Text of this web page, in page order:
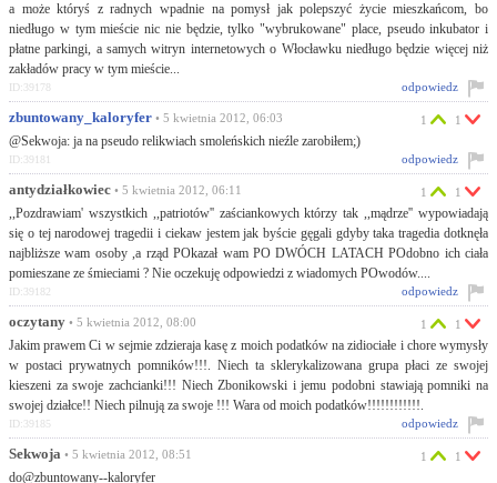
a może któryś z radnych wpadnie na pomysł jak polepszyć życie mieszkańcom, bo
niedługo w tym mieście nic nie będzie, tylko "wybrukowane" place, pseudo inkubator i
płatne parkingi, a samych witryn internetowych o Włocławku niedługo będzie więcej niż
zakładów pracy w tym mieście...
odpowiedz
ID:39178
zbuntowany_kaloryfer • 5 kwietnia 2012, 06:03
@Sekwoja: ja na pseudo relikwiach smoleńskich nieźle zarobiłem;)
1 1
odpowiedz
ID:39181
antydziałkowiec • 5 kwietnia 2012, 06:11
,,Pozdrawiam' wszystkich ,,patriotów'' zaściankowych którzy tak ,,mądrze'' wypowiadają
się o tej narodowej tragedii i ciekaw jestem jak byście gęgali gdyby taka tragedia dotknęła
najbliższe wam osoby ,a rząd POkazał wam PO DWÓCH LATACH POdobno ich ciała
pomieszane ze śmieciami ? Nie oczekuję odpowiedzi z wiadomych POwodów....
1 1
odpowiedz
ID:39182
oczytany • 5 kwietnia 2012, 08:00
Jakim prawem Ci w sejmie zdzieraja kasę z moich podatków na zidiociałe i chore wymysły
w postaci prywatnych pomników!!!. Niech ta sklerykalizowana grupa płaci ze swojej
kieszeni za swoje zachcianki!!! Niech Zbonikowski i jemu podobni stawiają pomniki na
swojej działce!! Niech pilnują za swoje !!! Wara od moich podatków!!!!!!!!!!!!.
1 1
odpowiedz
ID:39185
Sekwoja • 5 kwietnia 2012, 08:51
do@zbuntowany--kaloryfer
1 1